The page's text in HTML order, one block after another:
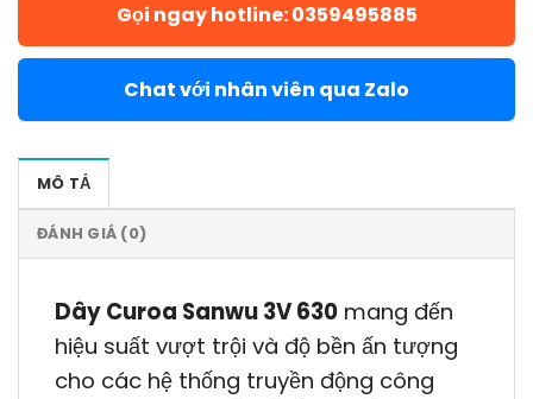
Gọi ngay hotline: 0359495885
Chat với nhân viên qua Zalo
MÔ TẢ
ĐÁNH GIÁ (0)
Dây Curoa Sanwu 3V 630 mang đến
hiệu suất vượt trội và độ bền ấn tượng
cho các hệ thống truyền động công